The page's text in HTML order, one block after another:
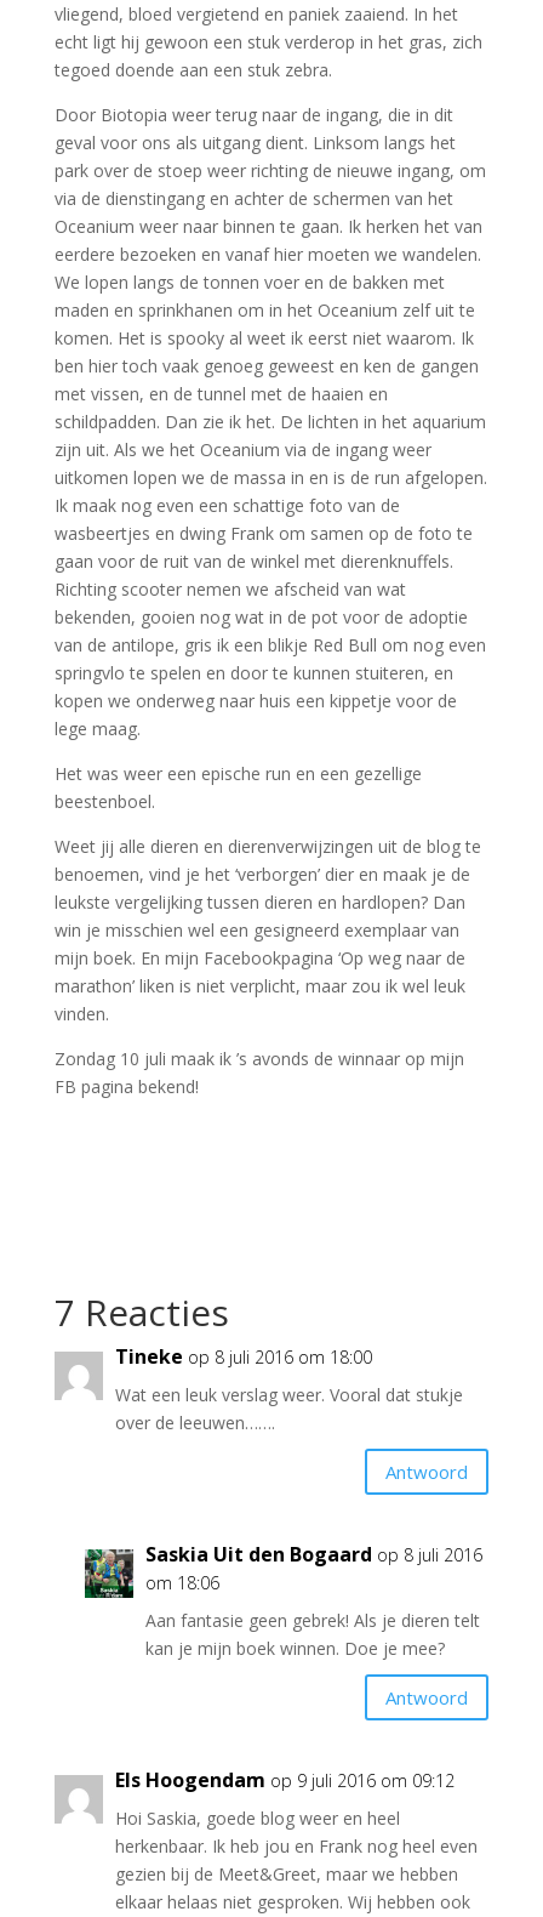
vliegend, bloed vergietend en paniek zaaiend. In het
echt ligt hij gewoon een stuk verderop in het gras, zich
tegoed doende aan een stuk zebra.
Door Biotopia weer terug naar de ingang, die in dit
geval voor ons als uitgang dient. Linksom langs het
park over de stoep weer richting de nieuwe ingang, om
via de dienstingang en achter de schermen van het
Oceanium weer naar binnen te gaan. Ik herken het van
eerdere bezoeken en vanaf hier moeten we wandelen.
We lopen langs de tonnen voer en de bakken met
maden en sprinkhanen om in het Oceanium zelf uit te
komen. Het is spooky al weet ik eerst niet waarom. Ik
ben hier toch vaak genoeg geweest en ken de gangen
met vissen, en de tunnel met de haaien en
schildpadden. Dan zie ik het. De lichten in het aquarium
zijn uit. Als we het Oceanium via de ingang weer
uitkomen lopen we de massa in en is de run afgelopen.
Ik maak nog even een schattige foto van de
wasbeertjes en dwing Frank om samen op de foto te
gaan voor de ruit van de winkel met dierenknuffels.
Richting scooter nemen we afscheid van wat
bekenden, gooien nog wat in de pot voor de adoptie
van de antilope, gris ik een blikje Red Bull om nog even
springvlo te spelen en door te kunnen stuiteren, en
kopen we onderweg naar huis een kippetje voor de
lege maag.
Het was weer een epische run en een gezellige
beestenboel.
Weet jij alle dieren en dierenverwijzingen uit de blog te
benoemen, vind je het ‘verborgen’ dier en maak je de
leukste vergelijking tussen dieren en hardlopen? Dan
win je misschien wel een gesigneerd exemplaar van
mijn boek. En mijn Facebookpagina ‘Op weg naar de
marathon’ liken is niet verplicht, maar zou ik wel leuk
vinden.
Zondag 10 juli maak ik ’s avonds de winnaar op mijn
FB pagina bekend!
7 Reacties
Tineke op 8 juli 2016 om 18:00
Wat een leuk verslag weer. Vooral dat stukje
over de leeuwen…….
Antwoord
Saskia Uit den Bogaard op 8 juli 2016
om 18:06
Aan fantasie geen gebrek! Als je dieren telt
kan je mijn boek winnen. Doe je mee?
Antwoord
Els Hoogendam op 9 juli 2016 om 09:12
Hoi Saskia, goede blog weer en heel
herkenbaar. Ik heb jou en Frank nog heel even
gezien bij de Meet&Greet, maar we hebben
elkaar helaas niet gesproken. Wij hebben ook